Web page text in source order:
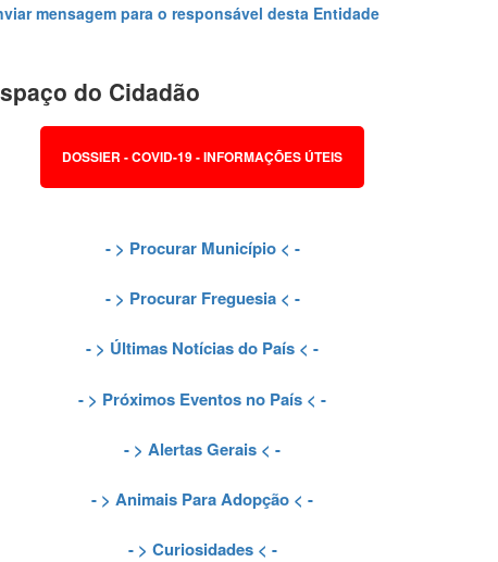
mensagem para o responsável desta Entidade
do Cidadão
DOSSIER - COVID-19 - INFORMAÇÕES ÚTEIS
- > Procurar Município< -
- > Procurar Freguesia< -
- > Últimas Notícias do País < -
- > Próximos Eventos no País < -
- > Alertas Gerais < -
- > Animais Para Adopção < -
- > Curiosidades< -